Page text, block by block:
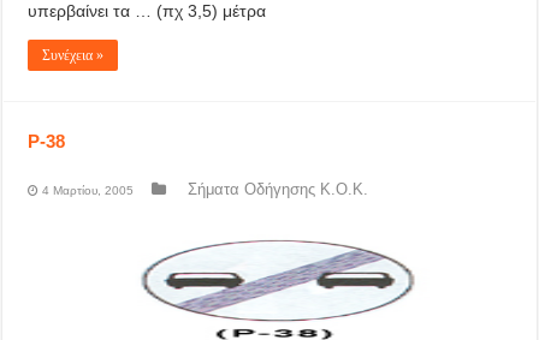
υπερβαίνει τα … (πχ 3,5) μέτρα
Συνέχεια »
P-38
4 Μαρτίου, 2005 Σήματα Οδήγησης Κ.Ο.Κ.